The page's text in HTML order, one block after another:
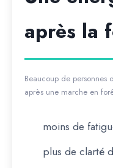
après la
Beaucoup de personnes
après une marche en
moins de
plus de clarté